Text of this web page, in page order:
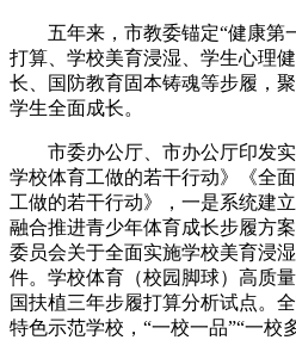
五年来，市教委锚定“健康第
打算、学校美育浸湿、学生心理
长、国防教育固本铸魂等步履，
学生全面成长。
市委办公厅、市办公厅印发实
学校体育工做的若干行动》《全
工做的若干行动》，一是系统建
融合推进青少年体育成长步履方
委员会关于全面实施学校美育浸
件。学校体育（校园脚球）高质
国扶植三年步履打算分析试点。
特色示范学校，“一校一品”“一校